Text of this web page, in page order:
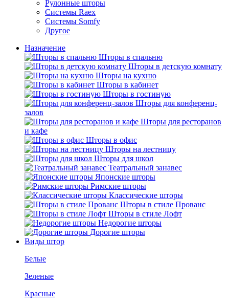
Рулонные шторы
Системы Raex
Системы Somfy
Другое
Назначение
Шторы в спальню
Шторы в детскую комнату
Шторы на кухню
Шторы в кабинет
Шторы в гостиную
Шторы для конференц-
залов
Шторы для ресторанов
и кафе
Шторы в офис
Шторы на лестницу
Шторы для школ
Театральный занавес
Японские шторы
Римские шторы
Классические шторы
Шторы в стиле Прованс
Шторы в стиле Лофт
Недорогие шторы
Дорогие шторы
Виды штор
Белые
Зеленые
Красные